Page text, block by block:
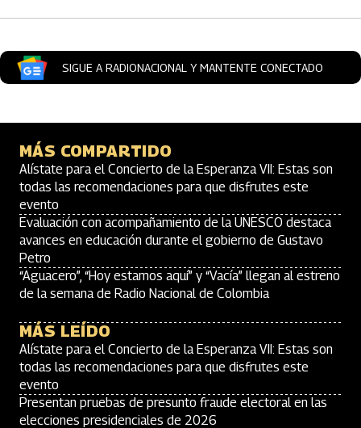
SIGUE A RADIONACIONAL Y MANTENTE CONECTADO
MÁS COMPARTIDO
Alístate para el Concierto de la Esperanza VII: Estas son
todas las recomendaciones para que disfrutes este
evento
Evaluación con acompañamiento de la UNESCO destaca
avances en educación durante el gobierno de Gustavo
Petro
“Aguacero”, “Hoy estamos aquí” y “Vacía” llegan al estreno
de la semana de Radio Nacional de Colombia
MÁS LEÍDO
Alístate para el Concierto de la Esperanza VII: Estas son
todas las recomendaciones para que disfrutes este
evento
Presentan pruebas de presunto fraude electoral en las
elecciones presidenciales de 2026